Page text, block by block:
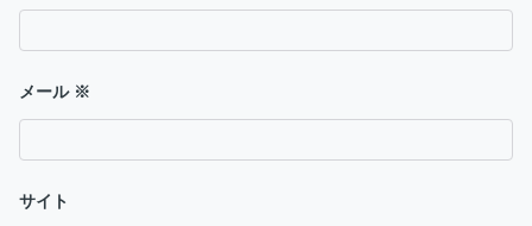
メール ※
サイト